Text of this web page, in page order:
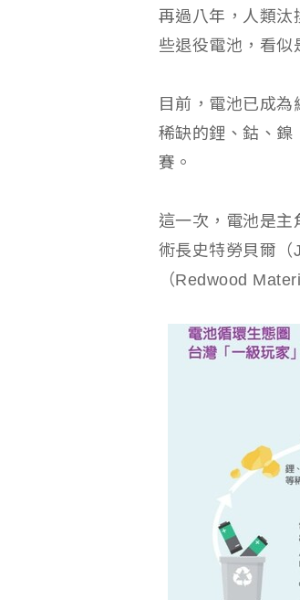
新加坡
再過八年，人類汰
些退役電池，看似
目前，電池已成
稀缺的鋰、鈷、鎳
賽。
這一次，電池是
術長史特勞貝爾（
（Redwood